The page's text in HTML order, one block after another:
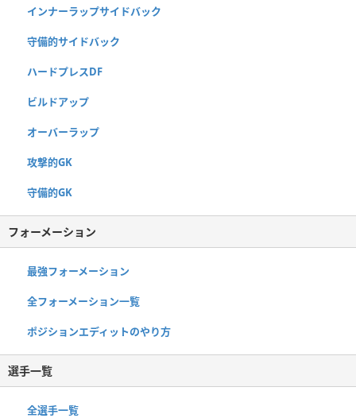
インナーラップサイドバック
守備的サイドバック
ハードプレスDF
ビルドアップ
オーバーラップ
攻撃的GK
守備的GK
フォーメーション
最強フォーメーション
全フォーメーション一覧
ポジションエディットのやり方
選手一覧
全選手一覧